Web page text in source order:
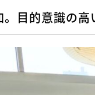
。目的意識の